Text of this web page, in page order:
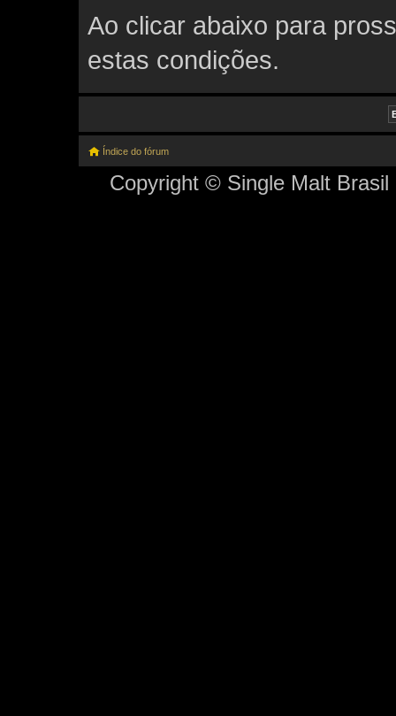
Ao clicar abaixo para
estas condições.
Índice do fórum
Copyright © Single Malt